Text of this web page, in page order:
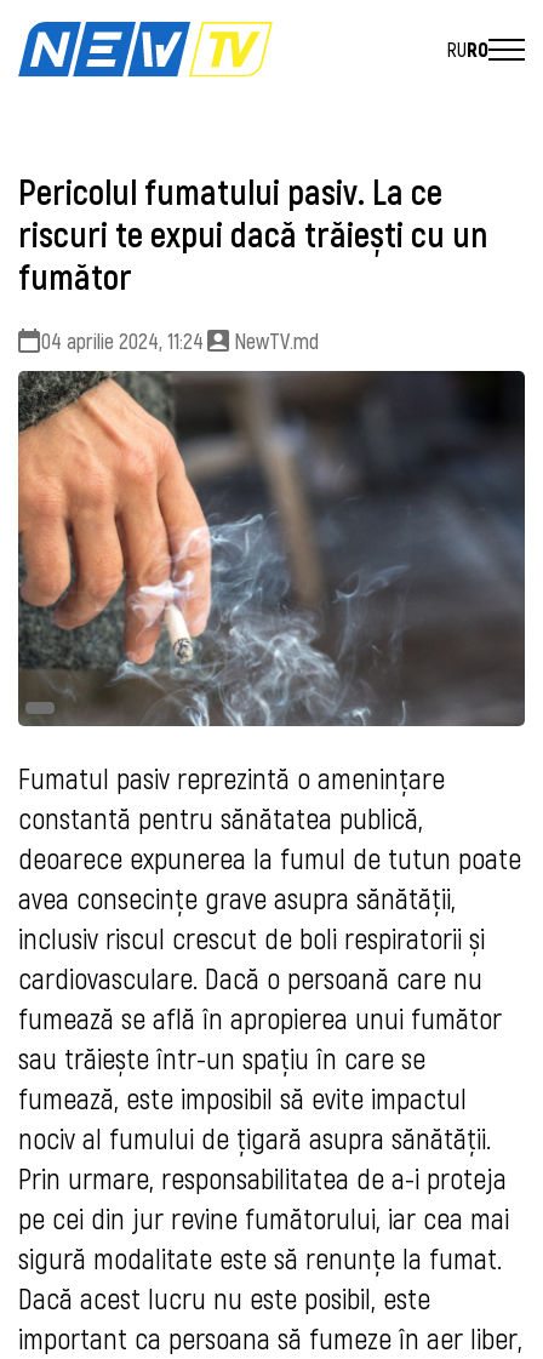
RURO
Pericolul fumatului pasiv. La ce
riscuri te expui dacă trăiești cu un
fumător
04 aprilie 2024, 11:24 NewTV.md
Fumatul pasiv reprezintă o amenințare
constantă pentru sănătatea publică,
deoarece expunerea la fumul de tutun poate
avea consecințe grave asupra sănătății,
inclusiv riscul crescut de boli respiratorii și
cardiovasculare. Dacă o persoană care nu
fumează se află în apropierea unui fumător
sau trăiește într-un spațiu în care se
fumează, este imposibil să evite impactul
nociv al fumului de țigară asupra sănătății.
Prin urmare, responsabilitatea de a-i proteja
pe cei din jur revine fumătorului, iar cea mai
sigură modalitate este să renunțe la fumat.
Dacă acest lucru nu este posibil, este
important ca persoana să fumeze în aer liber,